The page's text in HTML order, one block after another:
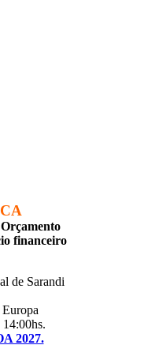
financeiro
de Sarandi
2027.